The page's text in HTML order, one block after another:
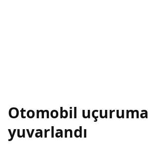
Otomobil uçuruma
yuvarlandı